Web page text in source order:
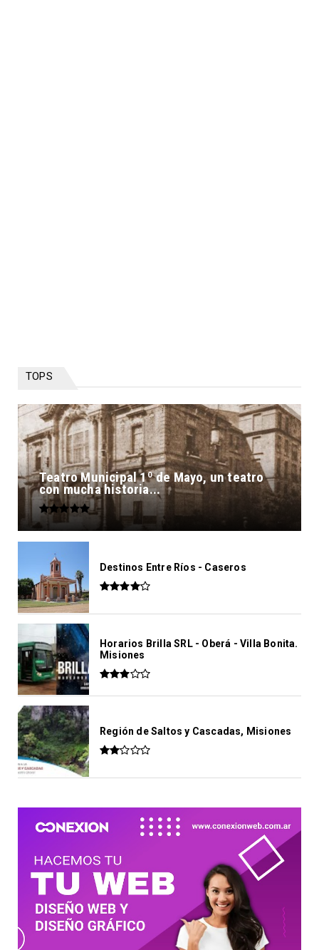
TOPS
Teatro Municipal 1º de Mayo, un teatro
con mucha historia...
Destinos Entre Ríos - Caseros
Horarios Brilla SRL - Oberá - Villa Bonita.
Misiones
Región de Saltos y Cascadas, Misiones